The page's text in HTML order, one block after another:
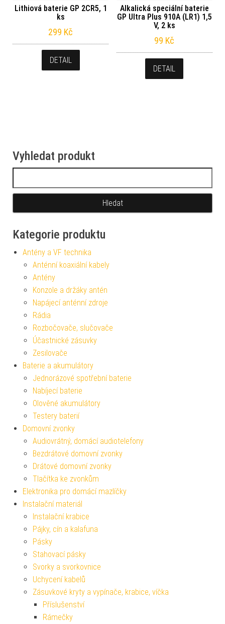
Lithiová baterie GP 2CR5, 1
ks
299 Kč
DETAIL
Alkalická speciální baterie
GP Ultra Plus 910A (LR1) 1,5
V, 2 ks
99 Kč
DETAIL
Vyhledat produkt
Kategorie produktu
Antény a VF technika
Anténní koaxiální kabely
Antény
Konzole a držáky antén
Napájecí anténní zdroje
Rádia
Rozbočovače, slučovače
Účastnické zásuvky
Zesilovače
Baterie a akumulátory
Jednorázové spotřební baterie
Nabíjecí baterie
Olověné akumulátory
Testery baterií
Domovní zvonky
Audiovrátný, domácí audiotelefony
Bezdrátové domovní zvonky
Drátové domovní zvonky
Tlačítka ke zvonkům
Elektronika pro domácí mazlíčky
Instalační materiál
Instalační krabice
Pájky, cín a kalafuna
Pásky
Stahovací pásky
Svorky a svorkovnice
Uchycení kabelů
Zásuvkové kryty a vypínače, krabice, víčka
Příslušenství
Rámečky